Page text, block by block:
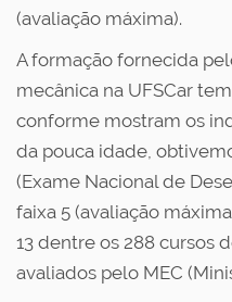
(avaliação máxima).
A formação fornecida
mecânica na UFSCar
conforme mostram os
da pouca idade,
(Exame Nacional de
faixa 5 (avaliação
13 dentre os 288 cursos
avaliados pelo MEC